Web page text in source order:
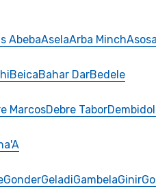
AbebaAselaArba MinchAsosa
BeicaBahar DarBedele
MarcosDebre Tabor
GonderGeladiGambelaGinir